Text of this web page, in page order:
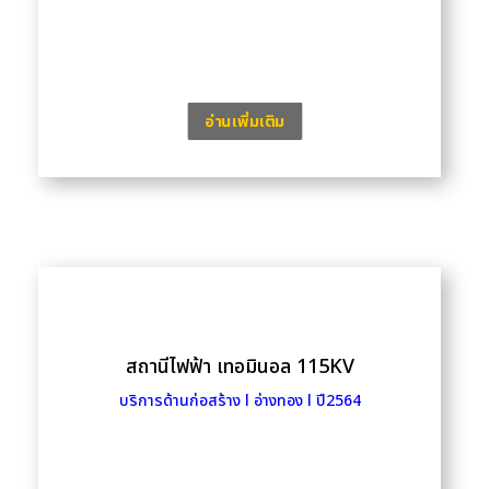
อ่านเพิ่มเติม
สถานีไฟฟ้า เทอมินอล 115KV
บริการด้านก่อสร้าง l อ่างทอง l ปี2564